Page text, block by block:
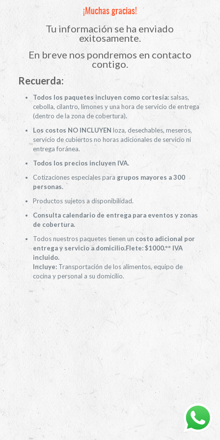
¡Muchas gracias!
Tu información se ha enviado
exitosamente.
En breve nos pondremos en contacto
contigo.
Recuerda:
Todos los paquetes incluyen como cortesía:salsas,
cebolla, cilantro, limones y una hora de servicio de entrega
(dentro de la zona de cobertura).
Los costos NO INCLUYEN loza, desechables, meseros,
servicio de cubiertos no horas adicionales de servicio ni
entrega foránea.
Todos los precios incluyen IVA.
Cotizaciones especiales para grupos mayores a 300
personas.
Productos sujetos a disponibilidad.
Consulta calendario de entrega para eventos y zonas
de cobertura.
Todos nuestros paquetes tienen uncosto adicional por
entrega y servicio a domicilio.Flete: $1000.ºº IVA
incluido.
Incluye:Transportación de los alimentos, equipo de
cocina y personal a su domicilio.